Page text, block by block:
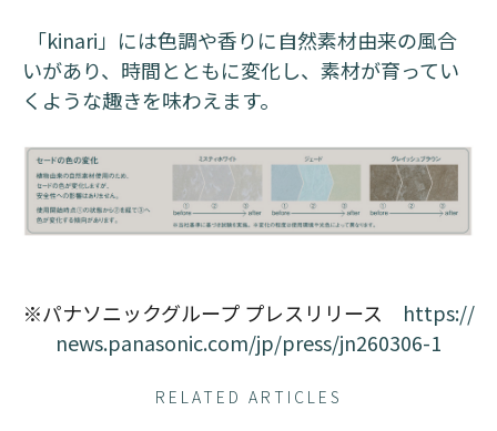
「kinari」には色調や香りに自然素材由来の風合
いがあり、時間とともに変化し、素材が育ってい
くような趣きを味わえます。
※パナソニックグループ プレスリリース https://
news.panasonic.com/jp/press/jn260306-1
RELATED ARTICLES